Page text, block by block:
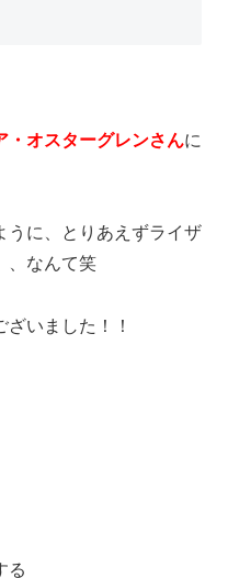
・オスターグレンさんに
うに、とりあえずライザ
、なんて笑
いました！！
る